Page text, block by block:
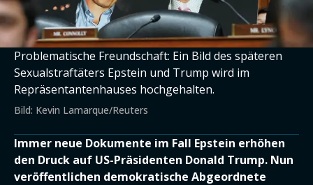
Problematische Freundschaft: Ein Bild des späteren
Sexualstraftäters Epstein und Trump wird im
Repräsentantenhauses hochgehalten.
Bild: Kevin Lamarque/Reuters
Immer neue Dokumente im Fall Epstein erhöhen
den Druck auf US-Präsidenten Donald Trump. Nun
veröffentlichen demokratische Abgeordnete